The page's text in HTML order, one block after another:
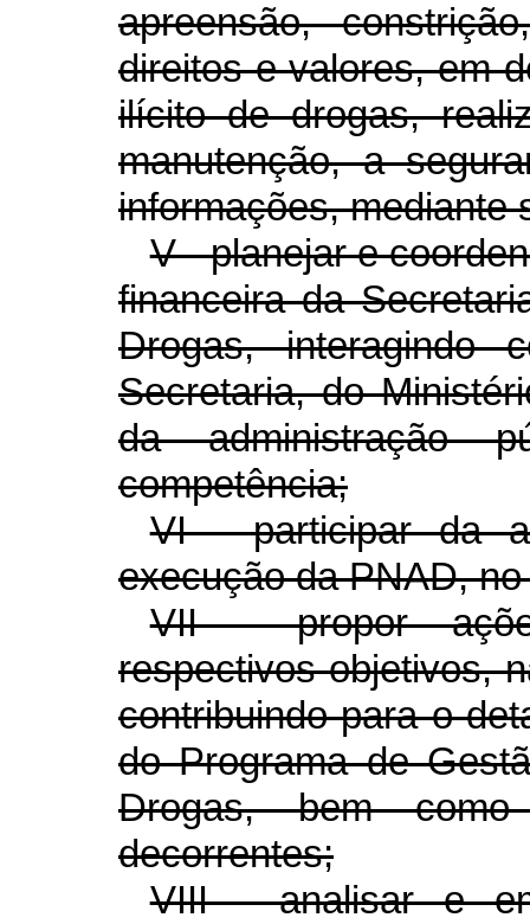
apreensão,
direitos e valores, em
ilícito de drogas,
manutenção, a
informações, mediante
V - planejar e
financeira da
Drogas, interagindo
Secretaria, do
da administração
competência;
VI - participar da
execução da PNAD,
VII - propor
respectivos objetivos,
contribuindo para o
do Programa de
Drogas, bem
decorrentes;
VIII - analisar e